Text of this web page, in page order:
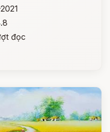
đọc